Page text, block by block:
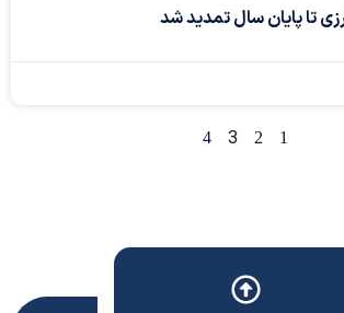
تا پایان سال تمدید شد
1
2
3
4